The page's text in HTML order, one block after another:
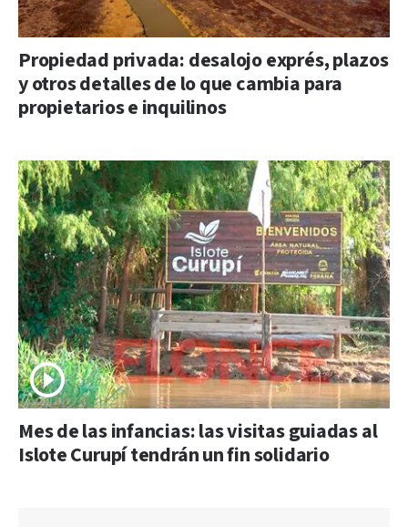
Propiedad privada: desalojo exprés, plazos
y otros detalles de lo que cambia para
propietarios e inquilinos
Mes de las infancias: las visitas guiadas al
Islote Curupí tendrán un fin solidario